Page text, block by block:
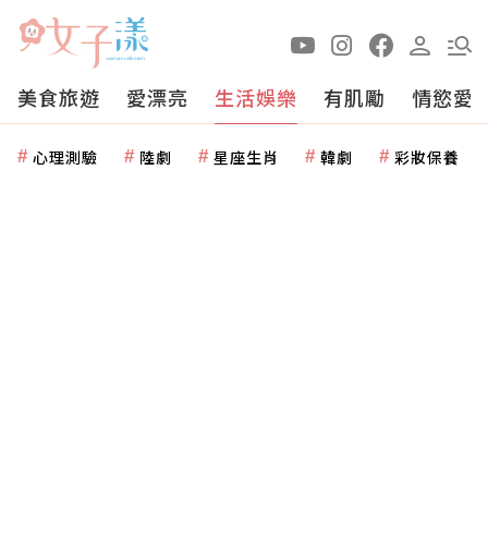
美食旅遊 愛漂亮 生活娛樂 有肌勵 情慾愛
心理測驗 陸劇 星座生肖 韓劇 彩妝保養